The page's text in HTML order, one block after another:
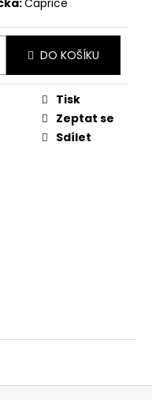
DO KOŠÍKU
Tisk
Zeptat se
Sdílet